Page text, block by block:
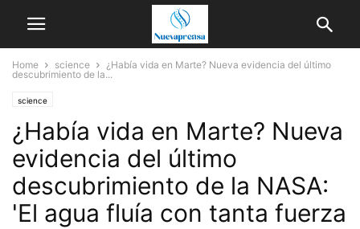
Home science
¿Había vida en Marte? Nueva evidencia del último
descubrimiento de la...
science
¿Había vida en Marte? Nueva
evidencia del último
descubrimiento de la NASA:
'El agua fluía con tanta fuerza